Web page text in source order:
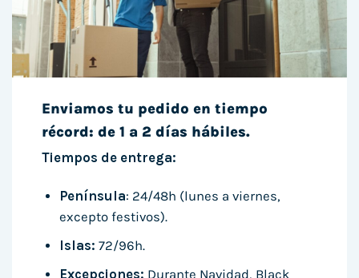
Enviamos tu pedido en tiempo
récord: de 1 a 2 días hábiles.
Tiempos de entrega:
Península: 24/48h (lunes a viernes,
excepto festivos).
Islas: 72/96h.
Excepciones: Durante Navidad, Black